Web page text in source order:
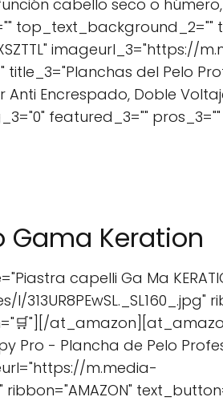
cabello seco o
top_text_background_2=""
imageurl_3="https://
del Pelo
Encrespado, Doble
featured_3="" pros_3=""
Gama Keration
capelli Ga Ma
at_amazon][at_amazon
Pro - Plancha de Pelo
m.media-
ribbon="AMAZON"